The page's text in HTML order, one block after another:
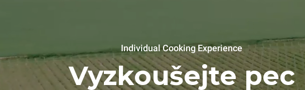
Individual Cooking Experience
Vyzkoušejte pec